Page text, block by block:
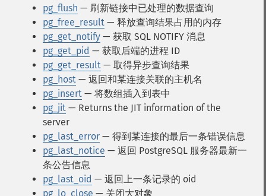
pg_flush — 刷新链接中已处理的数据查询
pg_free_result — 释放查询结果占用的内存
pg_get_notify — 获取 SQL NOTIFY 消息
pg_get_pid — 获取后端的进程 ID
pg_get_result — 取得异步查询结果
pg_host — 返回和某连接关联的主机名
pg_insert — 将数组插入到表中
pg_jit — Returns the JIT information of the
server
pg_last_error — 得到某连接的最后一条错误信息
pg_last_notice — 返回 PostgreSQL 服务器最新一
条公告信息
pg_last_oid — 返回上一条记录的 oid
pg_lo_close — 关闭大对象